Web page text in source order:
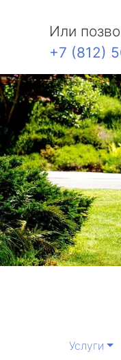
Или
+7 (812)
Услуги